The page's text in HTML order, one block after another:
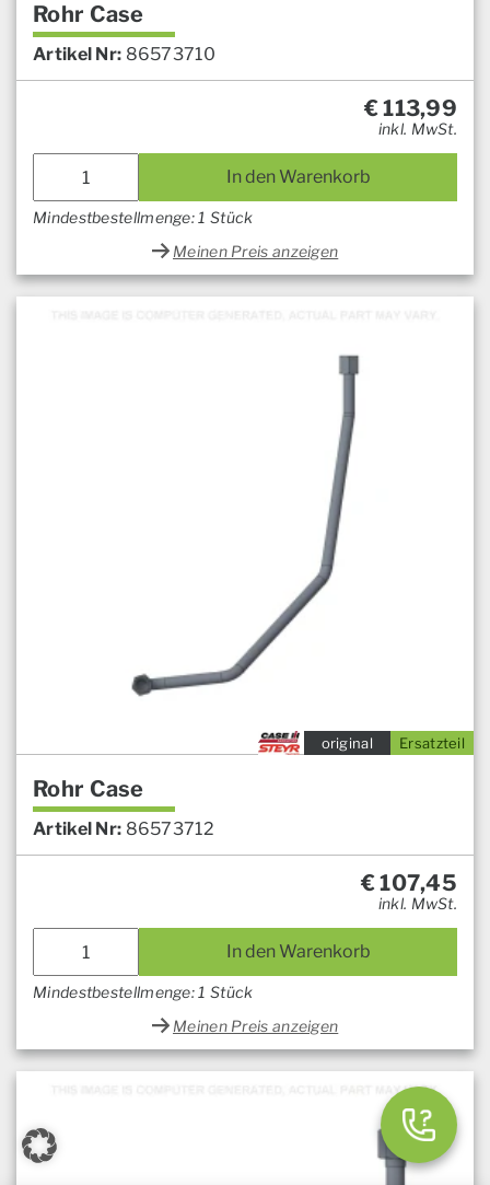
Rohr Case
Artikel Nr: 86573710
€113,99
inkl. MwSt.
In den Warenkorb
Mindestbestellmenge: 1 Stück
Meinen Preis anzeigen
Ersatzteil
original
Rohr Case
Artikel Nr: 86573712
€107,45
inkl. MwSt.
In den Warenkorb
Mindestbestellmenge: 1 Stück
Meinen Preis anzeigen